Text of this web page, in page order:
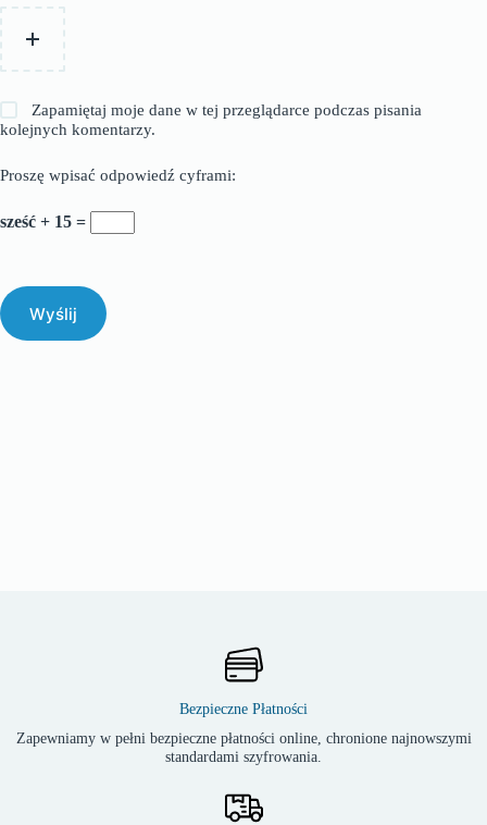
Zapamiętaj moje dane w tej przeglądarce podczas pisania
kolejnych komentarzy.
Proszę wpisać odpowiedź cyframi:
sześć + 15 =
Wyślij
Bezpieczne Płatności
Zapewniamy w pełni bezpieczne płatności online, chronione najnowszymi
standardami szyfrowania.